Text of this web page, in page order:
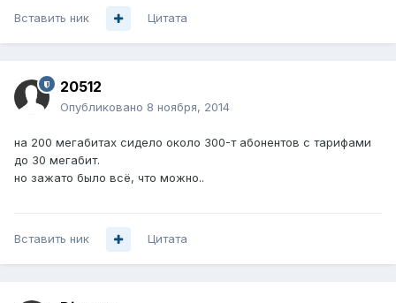
Вставить ник Цитата
20512
Опубликовано 8 ноября, 2014
на 200 мегабитах сидело около 300-т абонентов с тарифами
до 30 мегабит.
но зажато было всё, что можно..
Вставить ник Цитата